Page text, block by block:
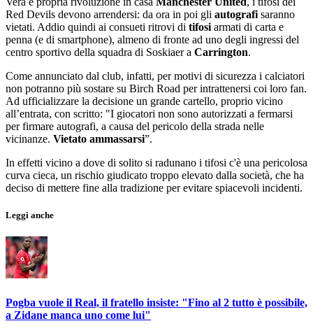
Red Devils devono arrendersi: da ora in poi gli autografi saranno
vietati. Addio quindi ai consueti ritrovi di tifosi armati di carta e
penna (e di smartphone), almeno di fronte ad uno degli ingressi del
centro sportivo della squadra di Soskiaer a Carrington.
Come annunciato dal club, infatti, per motivi di sicurezza i calciatori
non potranno più sostare su Birch Road per intrattenersi coi loro fan.
Ad ufficializzare la decisione un grande cartello, proprio vicino
all’entrata, con scritto: "I giocatori non sono autorizzati a fermarsi
per firmare autografi, a causa del pericolo della strada nelle
vicinanze. Vietato ammassarsi”.
In effetti vicino a dove di solito si radunano i tifosi c'è una pericolosa
curva cieca, un rischio giudicato troppo elevato dalla società, che ha
deciso di mettere fine alla tradizione per evitare spiacevoli incidenti.
Leggi anche
Pogba vuole il Real, il fratello insiste: "Fino al 2 tutto è possibile,
a Zidane manca uno come lui"